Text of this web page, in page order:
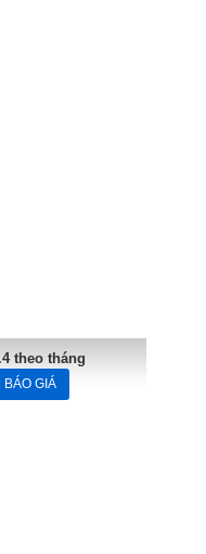
theo tháng
BÁO GIÁ